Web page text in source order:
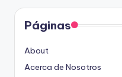
Páginas
About
Acerca de Nosotros